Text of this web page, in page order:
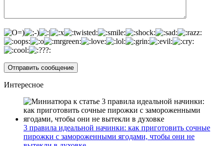
Интересное
3 правила идеальной начинки: как приготовить сочные
пирожки с замороженными ягодами, чтобы они не